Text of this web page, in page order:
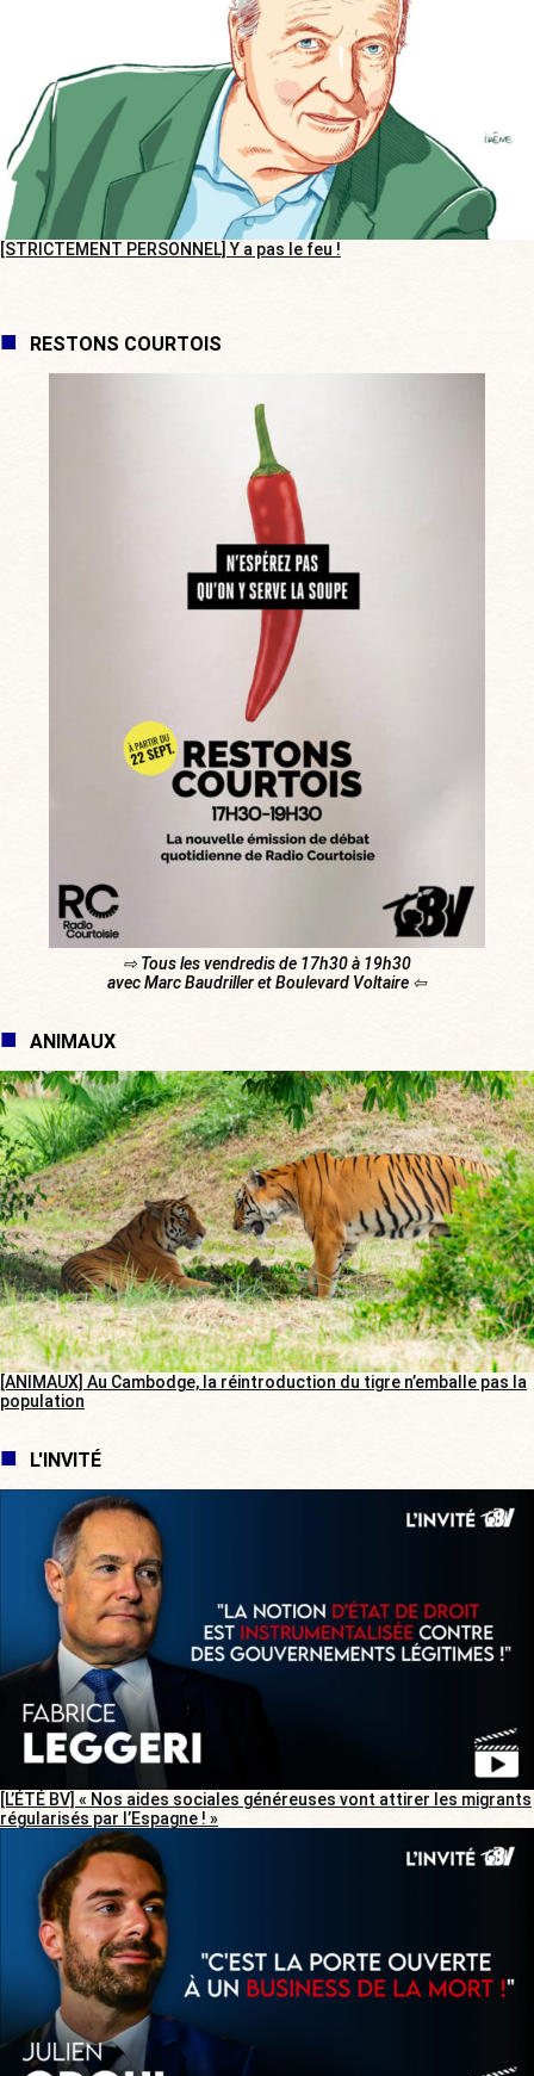
[STRICTEMENT PERSONNEL] Y a pas le feu !
RESTONS COURTOIS
⇨ Tous les vendredis de 17h30 à 19h30
avec Marc Baudriller et Boulevard Voltaire ⇦
ANIMAUX
[ANIMAUX] Au Cambodge, la réintroduction du tigre n’emballe pas la
population
L'INVITÉ
[L’ÉTÉ BV] « Nos aides sociales généreuses vont attirer les migrants
régularisés par l’Espagne ! »